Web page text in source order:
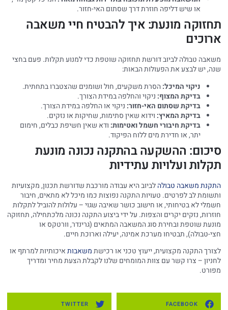
או שיש דליפה חוזרת דרך שסתום האי-חזור.
תחזוקה מונעת: איך להבטיח חיי משאבה
ארוכים
משאבה טבולה לביוב דורשת תחזוקה שוטפת כדי למנוע תקלות. פעם בחצי
שנה, יש לבצע את הפעולות הבאות:
ניקוי המיכל:הסרת משקעים, חול ושומנים שהצטברו בתחתית.
בדיקת המצוף: ניקוי והחלפה במידת הצורך.
בדיקת שסתום האי-חזור: ניקוי או החלפה במידת הצורך.
בדיקת המאיץ: וידוא שאין סתימות, שחיקות או נזקים.
בדיקת חיבורי חשמל ואטימות: ודא שאין חשיפת כבלים, חימום
יתר, או חדירת מים ללוח הפיקוד.
סיכום: ההשקעה בהתקנה נכונה מונעת
תקלות ועלויות עתידיות
התקנת משאבה טבולהלביוב היא עבודה מורכבת שדורשת תכנון, מקצועיות
ותשומת לב לפרטים. טעויות התקנה נפוצות כמו מיכל לא מתאים, חיבור
חשמלי לא בטיחותי, או חישוב כושר שאיבה שגוי – עלולות להוביל לתקלות
חוזרות, נזקים יקרים והצפות. על ידי ביצוע התקנה נכונה מלכתחילה, תחזוקה
מונעת שוטפת ובחירת סוג המשאבה המתאים (גרינדר, וורטקס או
חצי-טבולה), תבטיחו מערכת אמינה, יעילה וארוכת חיים.
לצורך התקנה מקצועית, ייעוץ טכני או רכישתמשאבותאיכותיות למרתף או
לחניון – צרו קשר עם צוות המומחים שלנו לקבלת הצעת מחיר ומדריך
מפורט.
FACEBOOK
TWITTER